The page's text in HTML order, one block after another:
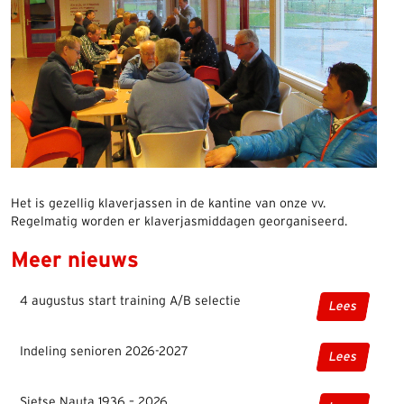
Het is gezellig klaverjassen in de kantine van onze vv.
Regelmatig worden er klaverjasmiddagen georganiseerd.
Meer nieuws
4 augustus start training A/B selectie Lees
Indeling senioren 2026-2027 Lees